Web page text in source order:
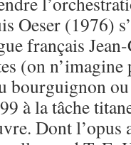
Oeser (1976)
français
(on n’imagine
bourguignon
à la tâche
Dont l’opus